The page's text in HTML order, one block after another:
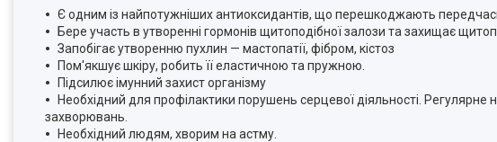
Є одним із найпотужніших антиоксидантів, що перешкоджають
Бере участь в утворенні гормонів щитоподібної залози та захищає
Запобігає утворенню пухлин — мастопатії, фібром, кістоз
Пом'якшує шкіру, робить її еластичною та пружною.
Підсилює імунний захист організму
Необхідний для профілактики порушень серцевої діяльності.
захворювань.
Необхідний людям, хворим на астму.